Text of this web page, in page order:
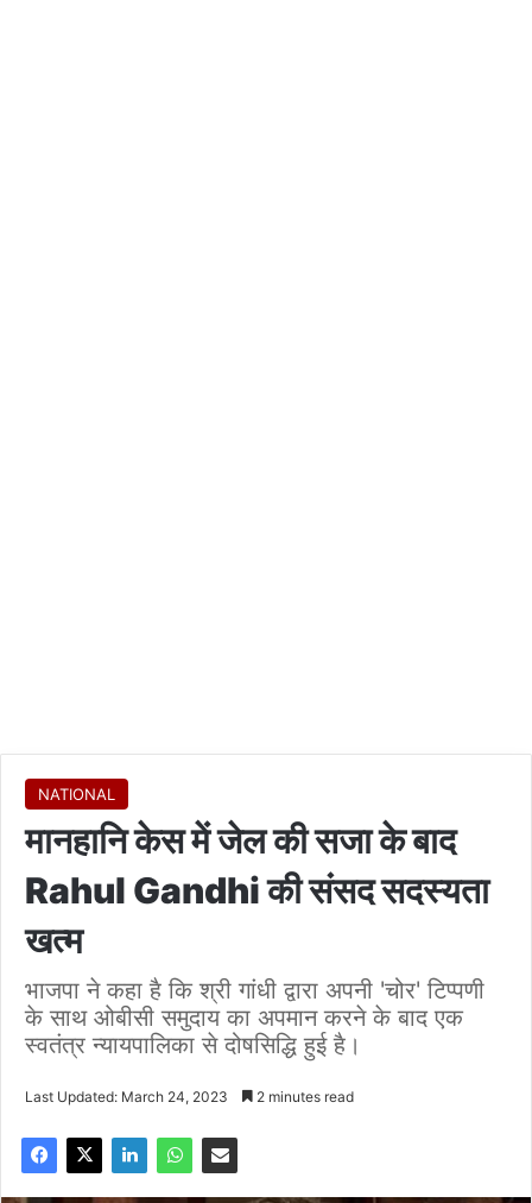
NATIONAL
मानहानि केस में जेल की सजा के बाद
Rahul Gandhi की संसद सदस्यता
खत्म
भाजपा ने कहा है कि श्री गांधी द्वारा अपनी 'चोर' टिप्पणी
के साथ ओबीसी समुदाय का अपमान करने के बाद एक
स्वतंत्र न्यायपालिका से दोषसिद्धि हुई है।
Last Updated: March 24, 2023 2 minutes read